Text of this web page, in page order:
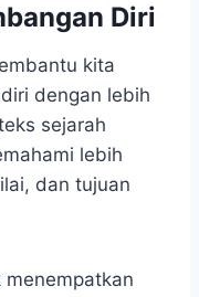
Diri
kita
dengan lebih
sejarah
lebih
dan tujuan